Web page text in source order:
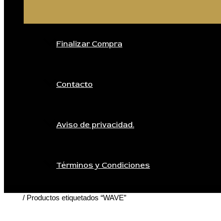
Finalizar Compra
Contacto
Aviso de privacidad.
Términos y Condiciones
/ Productos etiquetados “WAVE”